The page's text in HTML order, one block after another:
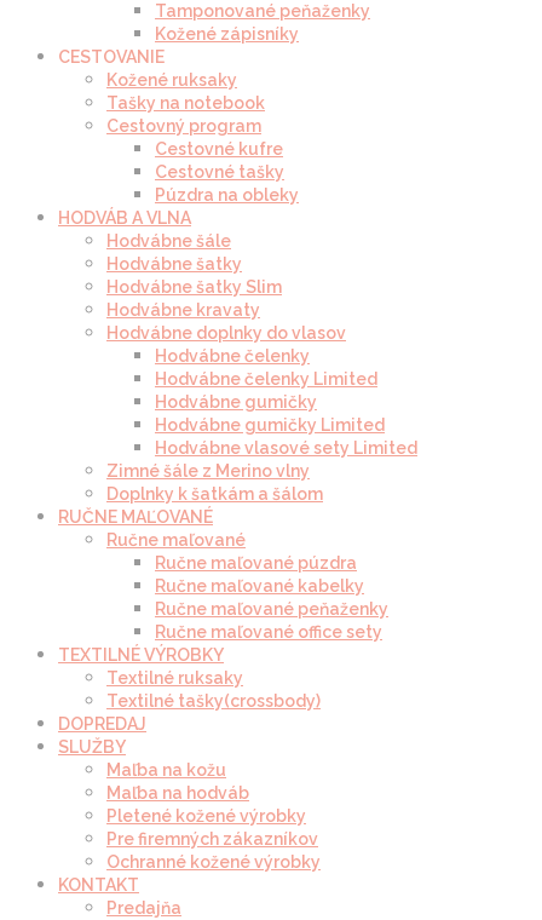
Tamponované peňaženky
Kožené zápisníky
CESTOVANIE
Kožené ruksaky
Tašky na notebook
Cestovný program
Cestovné kufre
Cestovné tašky
Púzdra na obleky
HODVÁB A VLNA
Hodvábne šále
Hodvábne šatky
Hodvábne šatky Slim
Hodvábne kravaty
Hodvábne doplnky do vlasov
Hodvábne čelenky
Hodvábne čelenky Limited
Hodvábne gumičky
Hodvábne gumičky Limited
Hodvábne vlasové sety Limited
Zimné šále z Merino vlny
Doplnky k šatkám a šálom
RUČNE MAĽOVANÉ
Ručne maľované
Ručne maľované púzdra
Ručne maľované kabelky
Ručne maľované peňaženky
Ručne maľované office sety
TEXTILNÉ VÝROBKY
Textilné ruksaky
Textilné tašky(crossbody)
DOPREDAJ
SLUŽBY
Maľba na kožu
Maľba na hodváb
Pletené kožené výrobky
Pre firemných zákazníkov
Ochranné kožené výrobky
KONTAKT
Predajňa